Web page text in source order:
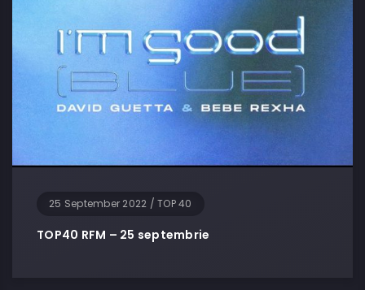
25 September 2022 / TOP 40
TOP40 RFM – 25 septembrie